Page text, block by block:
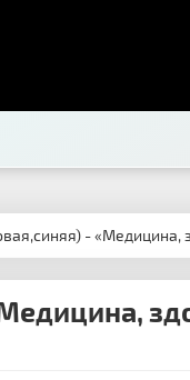
- «Медицина,